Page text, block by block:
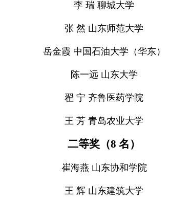
李 瑞 聊城大学
张 然 山东师范大学
岳金霞 中国石油大学（华东）
陈一远 山东大学
翟 宁 齐鲁医药学院
王 芳 青岛农业大学
二等奖（8 名）
崔海燕 山东协和学院
王 辉 山东建筑大学